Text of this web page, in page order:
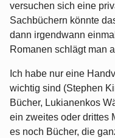
versuchen sich eine
Sachbüchern könnte
dann irgendwann
Romanen schlägt man
Ich habe nur eine
wichtig sind (Stephen
Bücher, Lukianenkos
ein zweites oder drittes
es noch Bücher, die